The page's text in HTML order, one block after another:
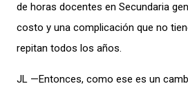
de horas docentes en Secundaria
costo y una complicación que no
repitan todos los años.
JL —Entonces, como ese es un